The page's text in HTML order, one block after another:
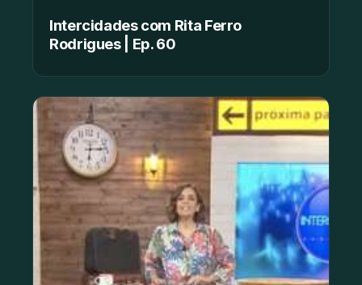
Intercidades com Rita Ferro
Rodrigues | Ep. 60